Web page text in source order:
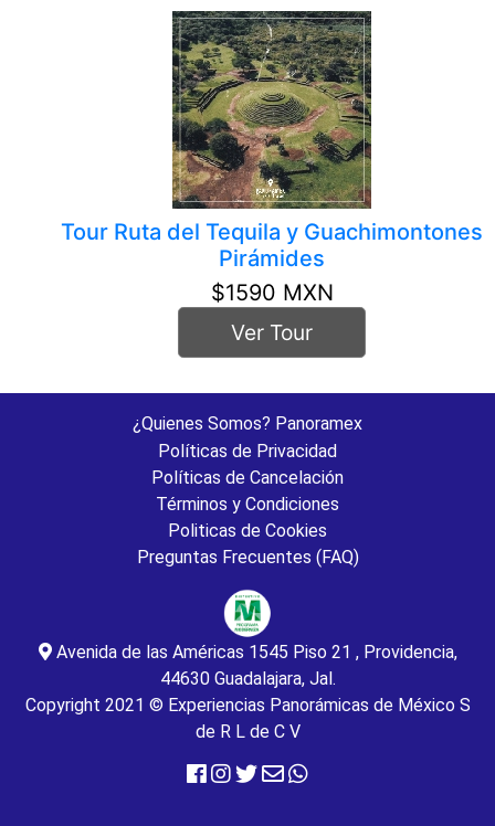
Tour Ruta del Tequila y Guachimontones
Pirámides
$1590 MXN
Ver Tour
¿Quienes Somos? Panoramex
Políticas de Privacidad
Políticas de Cancelación
Términos y Condiciones
Politicas de Cookies
Preguntas Frecuentes (FAQ)
Avenida de las Américas 1545 Piso 21 , Providencia,
44630 Guadalajara, Jal.
Copyright 2021 ©️ Experiencias Panorámicas de México S
de R L de C V